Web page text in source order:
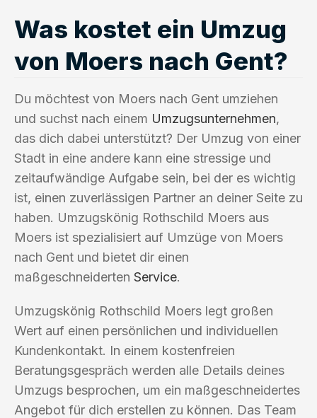
Was kostet ein Umzug
von Moers nach Gent?
Du möchtest von Moers nach Gent umziehen
und suchst nach einem Umzugsunternehmen,
das dich dabei unterstützt? Der Umzug von einer
Stadt in eine andere kann eine stressige und
zeitaufwändige Aufgabe sein, bei der es wichtig
ist, einen zuverlässigen Partner an deiner Seite zu
haben. Umzugskönig Rothschild Moers aus
Moers ist spezialisiert auf Umzüge von Moers
nach Gent und bietet dir einen
maßgeschneiderten Service.
Umzugskönig Rothschild Moers legt großen
Wert auf einen persönlichen und individuellen
Kundenkontakt. In einem kostenfreien
Beratungsgespräch werden alle Details deines
Umzugs besprochen, um ein maßgeschneidertes
Angebot für dich erstellen zu können. Das Team